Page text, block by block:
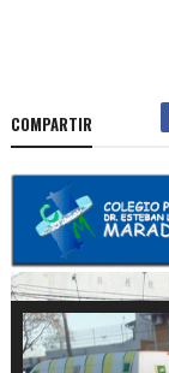
COMPARTIR